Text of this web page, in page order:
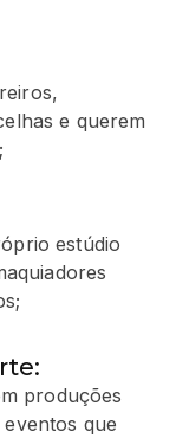
e querem
estúdio
produções
que